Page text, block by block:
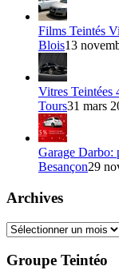
Films Teintés
Blois13
Vitres Teintées
Tours31 mars
Garage Darbo:
Besançon29
Archives
Archives
Groupe Teintéo